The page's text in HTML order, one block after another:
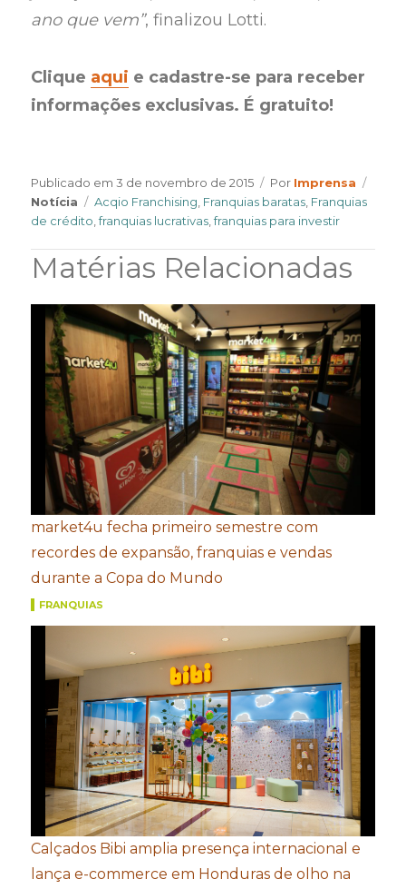
ano que vem”, finalizou Lotti.
Clique aqui e cadastre-se para receber
informações exclusivas. É gratuito!
Publicado em3 de novembro de 2015 Por Author
Imprensa
Notícia
Tags
Acqio Franchising Franquias baratas Franquias
de crédito ,franquias lucrativas ,franquias para investir
Matérias Relacionadas
market4u fecha primeiro semestre com
recordes de expansão, franquias e vendas
durante a Copa do Mundo
FRANQUIAS
Calçados Bibi amplia presença internacional e
lança e-commerce em Honduras de olho na